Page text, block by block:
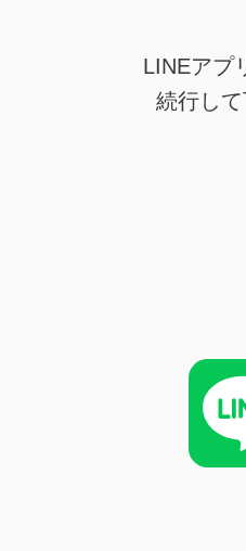
LINEアプ
続行して